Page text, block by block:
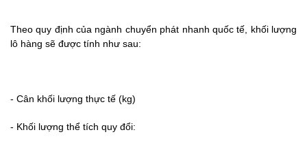
Theo quy định của ngành chuyển phát nhanh quốc tế, khối lượng
lô hàng sẽ được tính như sau:
- Cân khối lượng thực tế (kg)
- Khối lượng thể tích quy đổi: